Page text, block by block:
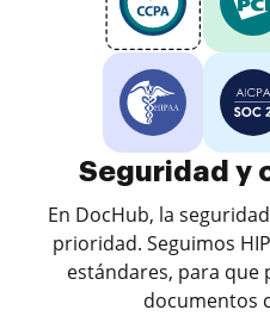
Seguridad y
En DocHub, la
prioridad. Seguimos
estándares, para que
documentos